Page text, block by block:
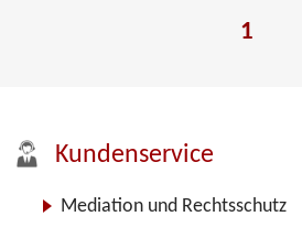
1
Kundenservice
Mediation und Rechtsschutz